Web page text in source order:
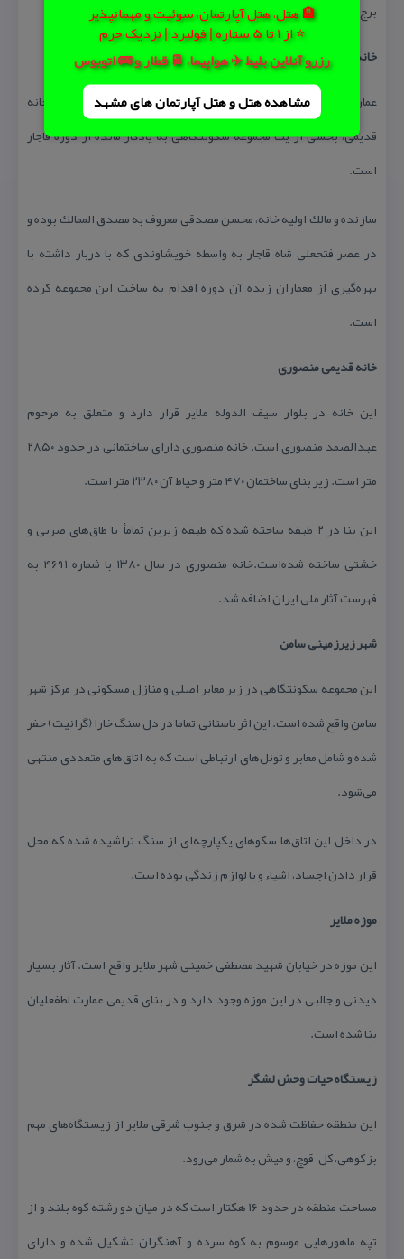
🏨 هتل، هتل آپارتمان، سوئیت و مهمانپذیر
⭐ از 1 تا 5 ستاره | فولبرد | نزدیک حرم
رزرو آنلاین بلیط ✈️ هواپیما، 🚆 قطار و 🚌 اتوبوس
مشاهده هتل و هتل‌ آپارتمان های مشهد
برج است كه هریك از دیگری ۴۵ متر فاصله دارند.
خانه قدیمی لطفعلیان
عمارت لطفعلیان در خیابان شهید مصطفی خمینی ملایر قرار دارد. این خانه
قدیمی، بخشی از یك مجموعه سكونتگاهی به یادگار مانده از دوره قاجار
است.
سازنده و مالك اولیه خانه، محسن مصدقی معروف به مصدق الممالك بوده و
در عصر فتحعلی شاه قاجار به واسطه خویشاوندی كه با دربار داشته با
بهره‌گیری از معماران زبده آن دوره اقدام به ساخت این مجموعه كرده
‌است.
خانه قدیمی منصوری
این خانه در بلوار سیف الدوله ملایر قرار دارد و متعلق به مرحوم
عبدالصمد منصوری است. خانه منصوری دارای ساختمانی در حدود ۲۸۵۰
متر است. زیر بنای ساختمان ۴۷۰ متر و حیاط آن ۲۳۸۰ متر است.
این بنا در ۲ طبقه ساخته شده كه طبقه زیرین تمامأ با طاق‌های ضربی و
خشتی ساخته شده‌است.خانه منصوری در سال ۱۳۸۰ با شماره ۴۶۹۱ به
فهرست آثار ملی ایران اضافه شد.
شهر زیرزمینی سامن
این مجموعه سكونتگاهی در زیر معابر اصلی و منازل مسكونی در مركز شهر
سامن واقع شده است. این اثر باستانی تماما در دل سنگ خارا (گرانیت) حفر
شده و شامل معابر و تونل‌های ارتباطی است كه به اتاق‌های متعددی منتهی
می‌شود.
در داخل این اتاق‌ها سكوهای یكپارچه‌ای از سنگ تراشیده شده كه محل
قرار دادن اجساد، اشیاء و یا لوازم زندگی بوده است.
موزه ملایر
این موزه در خیابان شهید مصطفی خمینی شهر ملایر واقع است. آثار بسیار
دیدنی و جالبی در این موزه وجود دارد و در بنای قدیمی عمارت لطفعلیان
بنا شده است.
زیستگاه حیات وحش لشگر
این منطقه حفاظت شده در شرق و جنوب شرقی ملایر از زیستگاه‌های مهم
بز كوهی، كل، قوچ، و میش به شمار می‌رود.
مساحت منطقه در حدود ۱۶ هكتار است كه در میان دو رشته كوه بلند و از
تپه ماهورهایی موسوم به كوه سرده و آهنگران تشكیل شده و دارای